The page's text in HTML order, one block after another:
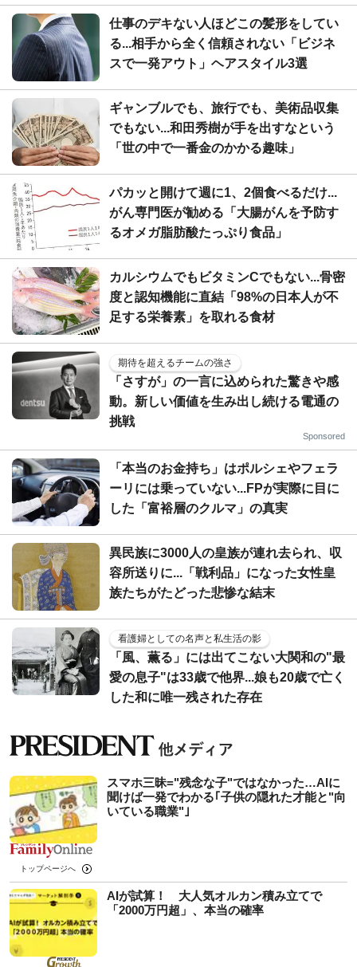
仕事のデキない人ほどこの髪形をしてい
る...相手から全く信頼されない「ビジネ
スで一発アウト」ヘアスタイル3選
ギャンブルでも、旅行でも、美術品収集
でもない...和田秀樹が手を出すなという
「世の中で一番金のかかる趣味」
パカッと開けて週に1、2個食べるだけ...
がん専門医が勧める「大腸がんを予防す
るオメガ脂肪酸たっぷり食品」
カルシウムでもビタミンCでもない...骨密
度と認知機能に直結「98%の日本人が不
足する栄養素」を取れる食材
期待を超えるチームの強さ
「さすが」の一言に込められた驚きや感
動。新しい価値を生み出し続ける電通の
挑戦
Sponsored
「本当のお金持ち」はポルシェやフェラ
ーリには乗っていない...FPが実際に目に
した「富裕層のクルマ」の真実
異民族に3000人の皇族が連れ去られ、収
容所送りに...「戦利品」になった女性皇
族たちがたどった悲惨な結末
看護婦としての名声と私生活の影
「風、薫る」には出てこない大関和の"最
愛の息子"は33歳で他界...娘も20歳で亡く
した和に唯一残された存在
スマホ三昧="残念な子"ではなかった…AIに
聞けば一発でわかる｢子供の隠れた才能と"向
いている職業"｣
トップページへ
AIが試算！ 大人気オルカン積み立てで
「2000万円超」、本当の確率